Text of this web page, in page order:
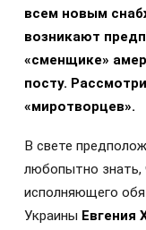
всем новым
возникают
«сменщике»
посту.
«миротворцев».
В свете
любопытно знать,
исполняющего
Украины Евгения